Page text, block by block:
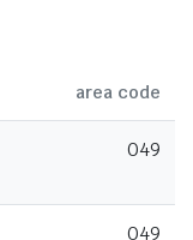
area code
049
049